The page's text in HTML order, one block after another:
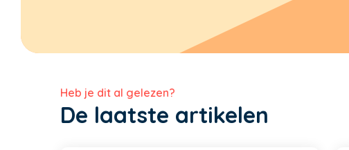
Heb je dit al gelezen?
De laatste artikelen